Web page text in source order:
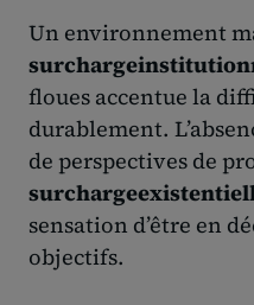
Un environnement
floues accentue la
durablement.
de perspectives de
sensation d’être en
objectifs.